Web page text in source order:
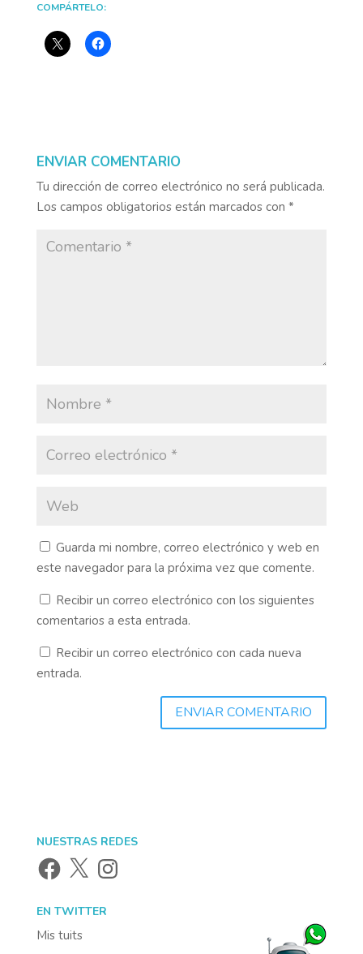
COMPÁRTELO:
ENVIAR COMENTARIO
Tu dirección de correo electrónico no será publicada.
Los campos obligatorios están marcados con *
Guarda mi nombre, correo electrónico y web en
este navegador para la próxima vez que comente.
Recibir un correo electrónico con los siguientes
comentarios a esta entrada.
Recibir un correo electrónico con cada nueva
entrada.
NUESTRAS REDES
Facebook
X Instagram
EN TWITTER
Mis tuits